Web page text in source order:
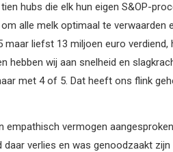
hubs die elk hun eigen S&OP-
alle melk optimaal te
maar liefst 13 miljoen euro
hebben wij aan snelheid en
met 4 of 5. Dat heeft ons flink
vermogen
daar verlies en was genoodzaakt